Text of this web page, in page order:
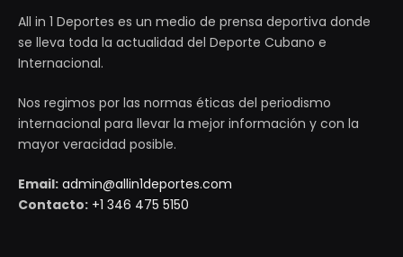
All in 1 Deportes es un medio de prensa deportiva donde
se lleva toda la actualidad del Deporte Cubano e
Internacional.
Nos regimos por las normas éticas del periodismo
internacional para llevar la mejor información y con la
mayor veracidad posible.
Email: admin@allin1deportes.com
Contacto: +1 346 475 5150